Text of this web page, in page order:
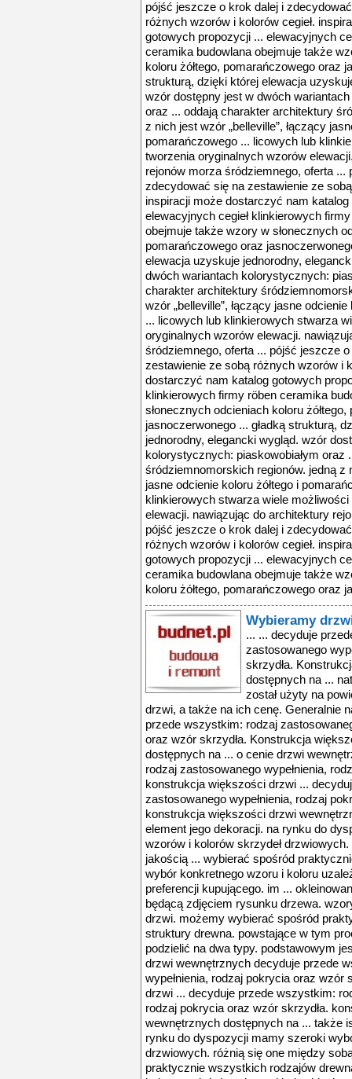
pójść jeszcze o krok dalej i
różnych wzorów i kolorów cegieł.
gotowych propozycji ... elewacyjnych
ceramika budowlana obejmuje także
koloru żółtego, pomarańczowego oraz
strukturą, dzięki której elewacja
wzór dostępny jest w dwóch
oraz ... oddają charakter architektury
z nich jest wzór „belleville”, łączący
pomarańczowego ... licowych lub
tworzenia oryginalnych wzorów
rejonów morza śródziemnego, oferta
zdecydować się na zestawienie ze
inspiracji może dostarczyć nam
elewacyjnych cegieł klinkierowych
obejmuje także wzory w słonecznych
pomarańczowego oraz
elewacja uzyskuje jednorodny,
dwóch wariantach kolorystycznych:
charakter architektury
wzór „belleville”, łączący jasne
... licowych lub klinkierowych stwarza
oryginalnych wzorów elewacji.
śródziemnego, oferta ... pójść jeszcze
zestawienie ze sobą różnych wzorów i
dostarczyć nam katalog gotowych
klinkierowych firmy röben ceramika
słonecznych odcieniach koloru
jasnoczerwonego ... gładką strukturą,
jednorodny, elegancki wygląd. wzór
kolorystycznych: piaskowobiałym oraz
śródziemnomorskich regionów. jedną z
jasne odcienie koloru żółtego i
klinkierowych stwarza wiele
elewacji. nawiązując do architektury
pójść jeszcze o krok dalej i
różnych wzorów i kolorów cegieł.
gotowych propozycji ... elewacyjnych
ceramika budowlana obejmuje także
koloru żółtego, pomarańczowego oraz
Wybieramy
... ... decyduje przede wszystkim: rodzaj zastosowanego wypełnienia, rodzaj pokrycia oraz wzór skrzydła. Konstrukcja większości drzwi wewnętrznych dostępnych na ... naturalnego drewna. To jaki materiał został użyty na powierzchni wpływa na wzór i wygląd drzwi, a także na ich cenę. Generalnie najtańszą, ale niestety ... decyduje przede wszystkim: rodzaj zastosowanego wypełnienia, rodzaj pokrycia oraz wzór skrzydła. Konstrukcja większości drzwi wewnętrznych dostępnych na ... o cenie drzwi wewnętrznych decyduje przede wszystkim: rodzaj zastosowanego wypełnienia, rodzaj pokrycia oraz wzór skrzydła. konstrukcja większości drzwi ... decyduje przede wszystkim: rodzaj zastosowanego wypełnienia, rodzaj pokrycia oraz wzór skrzydła. konstrukcja większości drzwi wewnętrznych dostępnych na ... także istotny element jego dekoracji. na rynku do dyspozycji mamy szeroki wybór wzorów i kolorów skrzydeł drzwiowych. różnią się one między sobą jakością ... wybierać spośród praktycznie wszystkich rodzajów drewna. wybór konkretnego wzoru i koloru uzależniony jest od indywidualnych preferencji kupującego. im ... okleinowaną, czyli pokryta sztuczną okleiną będącą zdjęciem rysunku drzewa. wzory oklein decydują o dekoracyjności drzwi. możemy wybierać spośród praktycznie ... zachowaniu naturalnej struktury drewna. powstające w tym procesie produkcyjnym wzory można podzielić na dwa typy. podstawowym jest tradycyjny typ forniru ... o cenie drzwi wewnętrznych decyduje przede wszystkim: rodzaj zastosowanego wypełnienia, rodzaj pokrycia oraz wzór skrzydła. konstrukcja większości drzwi ... decyduje przede wszystkim: rodzaj zastosowanego wypełnienia, rodzaj pokrycia oraz wzór skrzydła. konstrukcja większości drzwi wewnętrznych dostępnych na ... także istotny element jego dekoracji. na rynku do dyspozycji mamy szeroki wybór wzorów i kolorów skrzydeł drzwiowych. różnią się one między sobą jakością ... wybierać spośród praktycznie wszystkich rodzajów drewna. wybór konkretnego wzoru i koloru uzależniony jest od indywidualnych preferencji kupującego. im ... okleinowaną, czyli pokryta sztuczną okleiną będącą zdjęciem rysunku drzewa. wzory oklein decydują o dekoracyjności drzwi. możemy wybierać spośród praktycznie ... zachowaniu naturalnej struktury drewna. powstające w tym procesie produkcyjnym wzory można podzielić na dwa typy. podstawowym jest tradycyjny typ forniru ... o cenie drzwi wewnętrznych decyduje przede wszystkim: rodzaj zastosowanego wypełnienia, rodzaj pokrycia oraz wzór skrzydła. konstrukcja większości drzwi ... decyduje przede wszystkim: rodzaj zastosowanego wypełnienia, rodzaj pokrycia oraz wzór skrzydła. konstrukcja większości drzwi wewnętrznych dostępnych na ... także istotny element jego dekoracji. na rynku do dyspozycji mamy szeroki wybór wzorów i kolorów skrzydeł drzwiowych. różnią się one między sobą jakością ... wybierać spośród praktycznie wszystkich rodzajów drewna. wybór konkretnego wzoru i koloru uzależniony jest od indywidualnych preferencji kupującego. im ... okleinowaną, czyli pokryta sztuczną okleiną będącą zdjęciem rysunku drzewa. wzory oklein decydują o dekoracyjności drzwi. możemy wybierać spośród praktycznie ... zachowaniu naturalnej struktury drewna. powstające w tym procesie produkcyjnym wzory można podzielić na dwa typy. podstawowym jest tradycyjny typ forniru ... o cenie drzwi wewnętrznych decyduje przede wszystkim: rodzaj zastosowanego wypełnienia, rodzaj pokrycia oraz wzór skrzydła. konstrukcja większości drzwi ... decyduje przede wszystkim: rodzaj zastosowanego wypełnienia, rodzaj pokrycia oraz wzór skrzydła. konstrukcja większości drzwi wewnętrznych dostępnych na ... także istotny element jego dekoracji. na rynku do dyspozycji mamy szeroki wybór wzorów i kolorów skrzydeł drzwiowych. różnią się one między sobą jakością ... wybierać spośród praktycznie wszystkich rodzajów drewna. wybór konkretnego wzoru i koloru uzależniony jest od indywidualnych preferencji kupującego. im ... okleinowaną, czyli pokryta sztuczną okleiną będącą zdjęciem rysunku drzewa. wzory oklein decydują o dekoracyjności drzwi. możemy wybierać spośród praktycznie ... zachowaniu naturalnej struktury drewna. powstające w tym procesie produkcyjnym wzory można podzielić na dwa typy. podstawowym jest tradycyjny typ forniru ... o cenie drzwi wewnętrznych decyduje przede wszystkim: rodzaj zastosowanego wypełnienia, rodzaj pokrycia oraz wzór skrzydła. konstrukcja większości drzwi ... decyduje przede wszystkim: rodzaj zastosowanego wypełnienia, rodzaj pokrycia oraz wzór skrzydła. konstrukcja większości drzwi wewnętrznych dostępnych na ... także istotny element jego dekoracji. na rynku do dyspozycji mamy szeroki wybór wzorów i kolorów skrzydeł drzwiowych. różnią się one między sobą jakością ... wybierać spośród praktycznie wszystkich rodzajów drewna. wybór konkretnego wzoru i koloru uzależniony jest od indywidualnych preferencji kupującego. im ...